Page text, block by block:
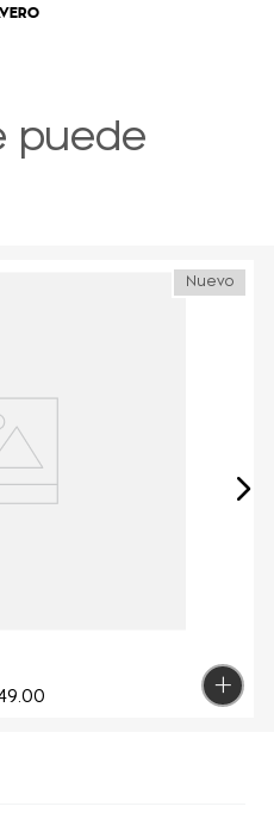
puede
Nuevo
.00